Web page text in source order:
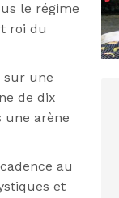
le régime
roi du
sur une
de dix
arène
au
et